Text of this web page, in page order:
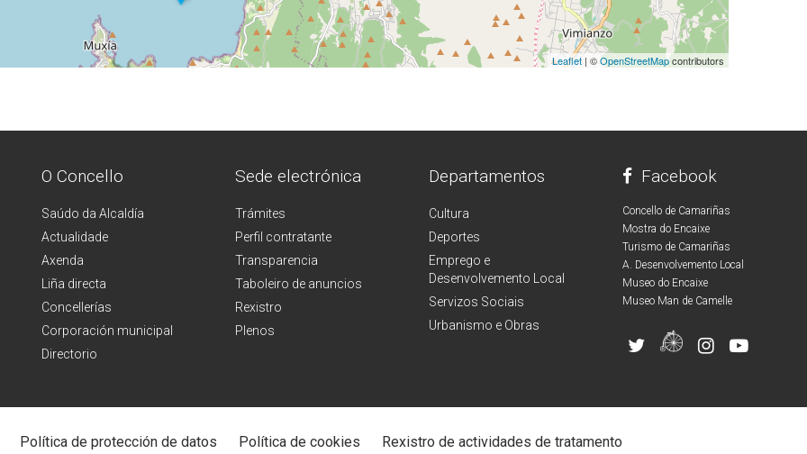
Leaflet | ©OpenStreetMapcontributors
O Concello
Saúdo da Alcaldía
Actualidade
Axenda
Liña directa
Concellerías
Corporación municipal
Directorio
Sede electrónica
Trámites
Perfil contratante
Transparencia
Taboleiro de anuncios
Rexistro
Plenos
Departamentos
Cultura
Deportes
Emprego e
Desenvolvemento Local
Servizos Sociais
Urbanismo e Obras
Facebook
Concello de Camariñas
Mostra do Encaixe
Turismo de Camariñas
A. Desenvolvemento Local
Museo do Encaixe
Museo Man de Camelle
Política de protección de datos Política de cookies Rexistro de actividades de tratamento